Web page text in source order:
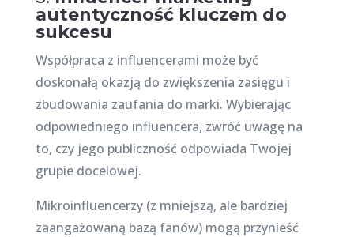
autentyczność kluczem do
sukcesu
Współpraca z influencerami może być
doskonałą okazją do zwiększenia zasięgu i
zbudowania zaufania do marki. Wybierając
odpowiedniego influencera, zwróć uwagę na
to, czy jego publiczność odpowiada Twojej
grupie docelowej.
Mikroinfluencerzy (z mniejszą, ale bardziej
zaangażowaną bazą fanów) mogą przynieść